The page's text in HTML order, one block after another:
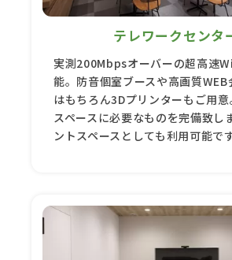
テレワークセンタ
実測200Mbpsオーバーの超高速
能。防音個室ブースや高画質WEB
はもちろん3Dプリンターもご用
スペースに必要なものを完備致し
ントスペースとしても利用可能です